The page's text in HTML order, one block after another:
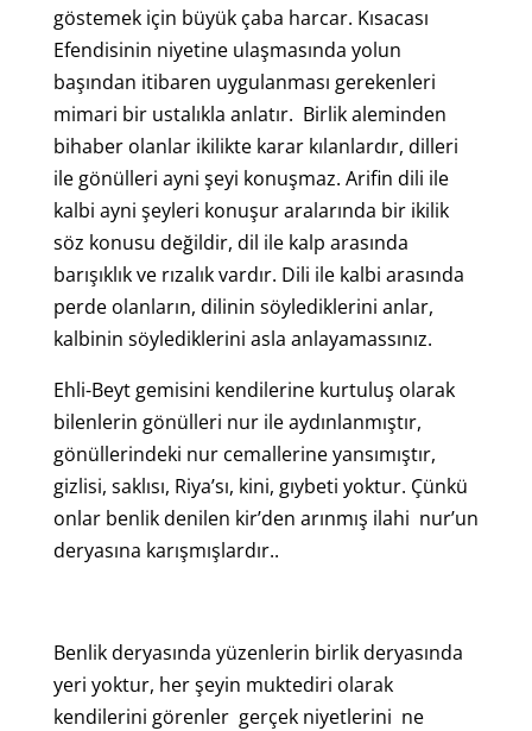
göstemek için büyük çaba harcar. Kısacası
Efendisinin niyetine ulaşmasında yolun
başından itibaren uygulanması gerekenleri
mimari bir ustalıkla anlatır. Birlik aleminden
bihaber olanlar ikilikte karar kılanlardır, dilleri
ile gönülleri ayni şeyi konuşmaz. Arifin dili ile
kalbi ayni şeyleri konuşur aralarında bir ikilik
söz konusu değildir, dil ile kalp arasında
barışıklık ve rızalık vardır. Dili ile kalbi arasında
perde olanların, dilinin söylediklerini anlar,
kalbinin söylediklerini asla anlayamassınız.
Ehli-Beyt gemisini kendilerine kurtuluş olarak
bilenlerin gönülleri nur ile aydınlanmıştır,
gönüllerindeki nur cemallerine yansımıştır,
gizlisi, saklısı, Riya’sı, kini, gıybeti yoktur. Çünkü
onlar benlik denilen kir’den arınmış ilahi nur’un
deryasına karışmışlardır..
Benlik deryasında yüzenlerin birlik deryasında
yeri yoktur, her şeyin muktediri olarak
kendilerini görenler gerçek niyetlerini ne